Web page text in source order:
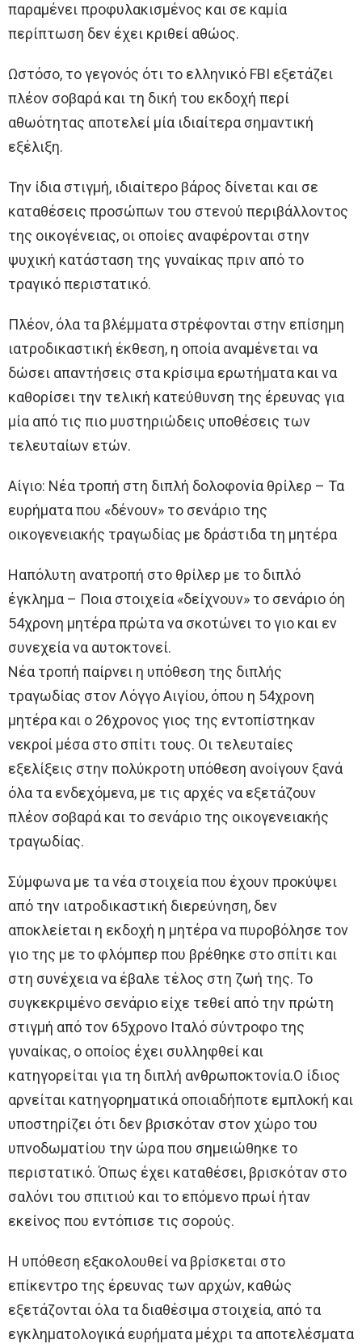
παραμένει προφυλακισμένος και σε καμία
περίπτωση δεν έχει κριθεί αθώος.
Ωστόσο, το γεγονός ότι το ελληνικό FBI εξετάζει
πλέον σοβαρά και τη δική του εκδοχή περί
αθωότητας αποτελεί μία ιδιαίτερα σημαντική
εξέλιξη.
Την ίδια στιγμή, ιδιαίτερο βάρος δίνεται και σε
καταθέσεις προσώπων του στενού περιβάλλοντος
της οικογένειας, οι οποίες αναφέρονται στην
ψυχική κατάσταση της γυναίκας πριν από το
τραγικό περιστατικό.
Πλέον, όλα τα βλέμματα στρέφονται στην επίσημη
ιατροδικαστική έκθεση, η οποία αναμένεται να
δώσει απαντήσεις στα κρίσιμα ερωτήματα και να
καθορίσει την τελική κατεύθυνση της έρευνας για
μία από τις πιο μυστηριώδεις υποθέσεις των
τελευταίων ετών.
Αίγιο: Νέα τροπή στη διπλή δολοφονία θρίλερ – Τα
ευρήματα που «δένουν» το σενάριο της
οικογενειακής τραγωδίας με δράστιδα τη μητέρα
Ηαπόλυτη ανατροπή στο θρίλερ με το διπλό
έγκλημα – Ποια στοιχεία «δείχνουν» το σενάριο όη
54χρονη μητέρα πρώτα να σκοτώνει το γιο και εν
συνεχεία να αυτοκτονεί.
Νέα τροπή παίρνει η υπόθεση της διπλής
τραγωδίας στον Λόγγο Αιγίου, όπου η 54χρονη
μητέρα και ο 26χρονος γιος της εντοπίστηκαν
νεκροί μέσα στο σπίτι τους. Οι τελευταίες
εξελίξεις στην πολύκροτη υπόθεση ανοίγουν ξανά
όλα τα ενδεχόμενα, με τις αρχές να εξετάζουν
πλέον σοβαρά και το σενάριο της οικογενειακής
τραγωδίας.
Σύμφωνα με τα νέα στοιχεία που έχουν προκύψει
από την ιατροδικαστική διερεύνηση, δεν
αποκλείεται η εκδοχή η μητέρα να πυροβόλησε τον
γιο της με το φλόμπερ που βρέθηκε στο σπίτι και
στη συνέχεια να έβαλε τέλος στη ζωή της. Το
συγκεκριμένο σενάριο είχε τεθεί από την πρώτη
στιγμή από τον 65χρονο Ιταλό σύντροφο της
γυναίκας, ο οποίος έχει συλληφθεί και
κατηγορείται για τη διπλή ανθρωποκτονία.Ο ίδιος
αρνείται κατηγορηματικά οποιαδήποτε εμπλοκή και
υποστηρίζει ότι δεν βρισκόταν στον χώρο του
υπνοδωματίου την ώρα που σημειώθηκε το
περιστατικό. Όπως έχει καταθέσει, βρισκόταν στο
σαλόνι του σπιτιού και το επόμενο πρωί ήταν
εκείνος που εντόπισε τις σορούς.
Η υπόθεση εξακολουθεί να βρίσκεται στο
επίκεντρο της έρευνας των αρχών, καθώς
εξετάζονται όλα τα διαθέσιμα στοιχεία, από τα
εγκληματολογικά ευρήματα μέχρι τα αποτελέσματα